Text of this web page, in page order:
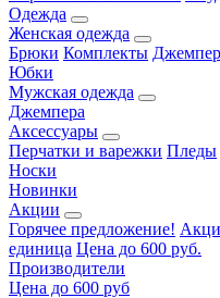
Одежда
Женская одежда
Брюки Комплекты
Юбки
Мужская одежда
Джемпера
Аксессуары
Перчатки и варежки Пледы
Носки
Новинки
Акции
Горячее предложение!
единица Цена до 600 руб.
Производители
Цена до 600 руб